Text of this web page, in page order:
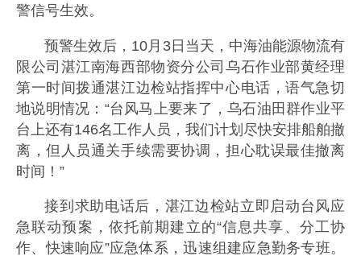
警信号生效。
预警生效后，10月3日当天，中海油能源物流有
限公司湛江南海西部物资分公司乌石作业部黄经理
第一时间拨通湛江边检站指挥中心电话，语气急切
地说明情况：“台风马上要来了，乌石油田群作业平
台上还有146名工作人员，我们计划尽快安排船舶撤
离，但人员通关手续需要协调，担心耽误最佳撤离
时间！”
接到求助电话后，湛江边检站立即启动台风应
急联动预案，依托前期建立的“信息共享、分工协
作、快速响应”应急体系，迅速组建应急勤务专班。